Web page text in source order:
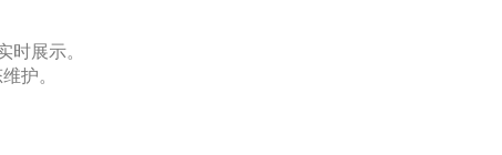
展示。
护。